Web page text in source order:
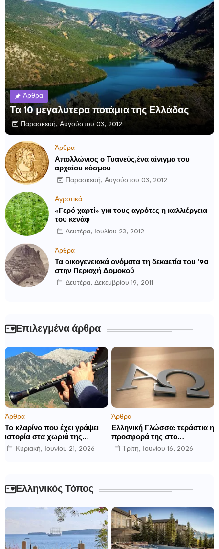
Άρθρα
Τα 10 μεγαλύτερα ποτάμια της Ελλάδας
Παρασκευή, Αυγούστου 03, 2012
Άρθρα
Απολλώνιος ο Τυανεύς,ένα αίνιγμα του
αρχαίου κόσμου
Παρασκευή, Αυγούστου 03, 2012
Αγροτικά
«Γερό χαρτί» για τους αγρότες η καλλιέργεια
του κενάφ
Δευτέρα, Ιουλίου 23, 2012
Άρθρα
Τα οικογενειακά ονόματα τη δεκαετία του ’90
στην Περιοχή Δομοκού
Δευτέρα, Δεκεμβρίου 19, 2011
Επιλεγμένα άρθρα
Άρθρα
Το κλαρίνο που έχει γράψει
ιστορία στα χωριά της
Ρούμελης
Κυριακή, Ιουνίου 21, 2026
Άρθρα
Ελληνική Γλώσσα: τεράστια η
προσφορά της στο
παγκόσμιο γίγνεσθαι.
Τρίτη, Ιουνίου 16, 2026
Ελληνικός Τόπος